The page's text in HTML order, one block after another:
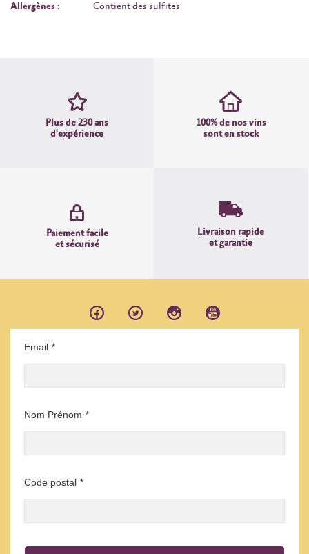
Allergènes : Contient des sulfites
Plus de 230 ans
d'expérience
100% de nos vins
sont en stock
Paiement facile
et sécurisé
Livraison rapide
et garantie
Email *
Nom Prénom *
Code postal *